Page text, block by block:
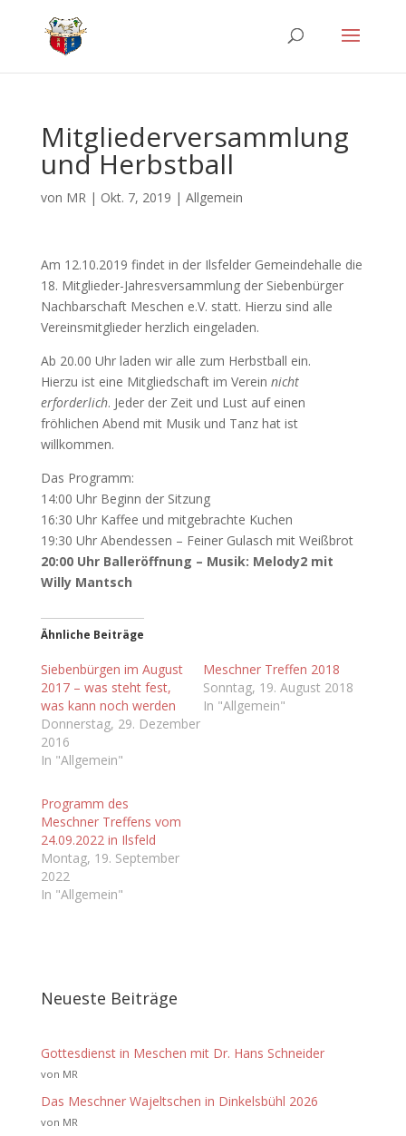
Mitgliederversammlung
und Herbstball
von MR| Okt. 7, 2019 | Allgemein
Am 12.10.2019 findet in der Ilsfelder Gemeindehalle die
18. Mitglieder-Jahresversammlung der Siebenbürger
Nachbarschaft Meschen e.V. statt. Hierzu sind alle
Vereinsmitglieder herzlich eingeladen.
Ab 20.00 Uhr laden wir alle zum Herbstball ein.
Hierzu ist eine Mitgliedschaft im Verein nicht
erforderlich. Jeder der Zeit und Lust auf einen
fröhlichen Abend mit Musik und Tanz hat ist
willkommen.
Das Programm:
14:00 Uhr Beginn der Sitzung
16:30 Uhr Kaffee und mitgebrachte Kuchen
19:30 Uhr Abendessen – Feiner Gulasch mit Weißbrot
20:00 Uhr Balleröffnung – Musik: Melody2 mit
Willy Mantsch
Ähnliche Beiträge
Siebenbürgen im August
2017 – was steht fest,
was kann noch werden
Donnerstag, 29. Dezember
2016
In "Allgemein"
Meschner Treffen 2018
Sonntag, 19. August 2018
In "Allgemein"
Programm des
Meschner Treffens vom
24.09.2022 in Ilsfeld
Montag, 19. September
2022
In "Allgemein"
Neueste Beiträge
Gottesdienst in Meschen mit Dr. Hans Schneider
von MR
Das Meschner Wajeltschen in Dinkelsbühl 2026
von MR